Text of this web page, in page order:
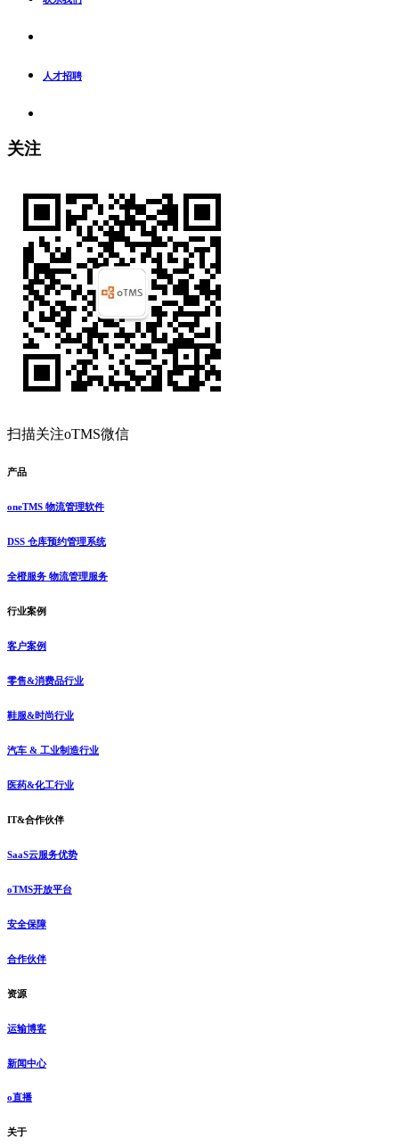
人才招聘
关注
扫描关注oTMS微信
产品
oneTMS 物流管理软件
DSS 仓库预约管理系统
全橙服务 物流管理服务
行业案例
客户案例
零售&消费品行业
鞋服&时尚行业
汽车 & 工业制造行业
医药&化工行业
IT&合作伙伴
SaaS云服务优势
oTMS开放平台
安全保障
合作伙伴
资源
运输博客
新闻中心
o直播
关于